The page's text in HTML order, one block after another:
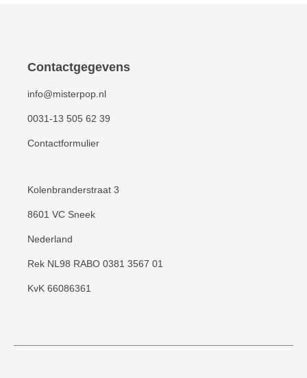
Contactgegevens
info@misterpop.nl
0031-13 505 62 39
Contactformulier
Kolenbranderstraat 3
8601 VC Sneek
Nederland
Rek NL98 RABO 0381 3567 01
KvK 66086361